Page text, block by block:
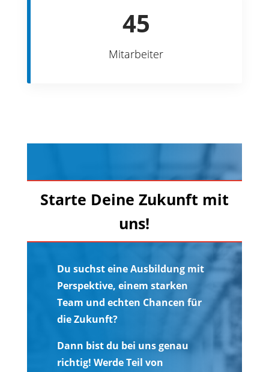
45
Mitarbeiter
Starte Deine Zukunft mit
uns!
Du suchst eine Ausbildung mit
Perspektive, einem starken
Team und echten Chancen für
die Zukunft?
Dann bist du bei uns genau
richtig! Werde Teil von